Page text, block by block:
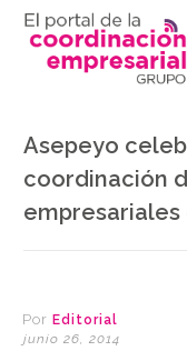
Asepeyo
coordinación
empresariales
Por Editorial
junio 26, 2014